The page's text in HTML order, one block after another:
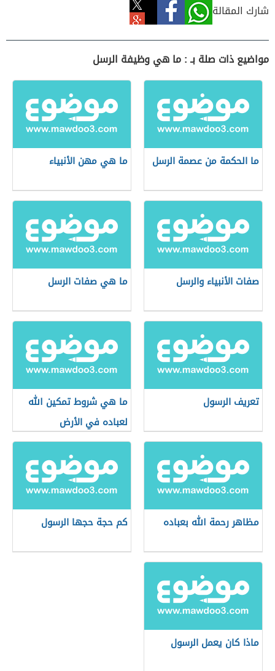
شارك المقالة
مواضيع ذات صلة بـ : ما هي وظيفة الرسل
ما الحكمة من عصمة الرسل ما هي مهن الأنبياء
صفات الأنبياء والرسل ما هي صفات الرسل
تعريف الرسول
ما هي شروط تمكين الله
لعباده في الأرض
مظاهر رحمة الله بعباده كم حجة حجها الرسول
ماذا كان يعمل الرسول